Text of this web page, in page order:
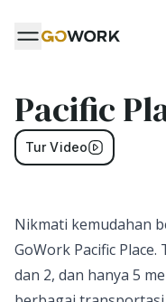
Pacific
Tur Video
Nikmati kemudahan
GoWork Pacific
dan 2, dan hanya 5